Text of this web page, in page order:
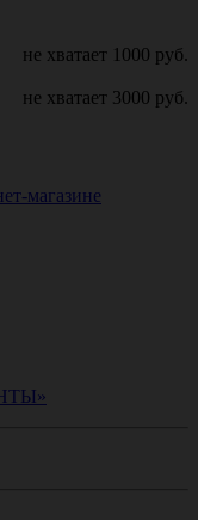
не хватает 1000 руб.
не хватает 3000 руб.
магазине